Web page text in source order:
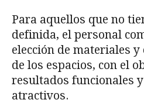
Para aquellos que no
definida, el personal
elección de materiales
de los espacios, con el
resultados funcionales
atractivos.